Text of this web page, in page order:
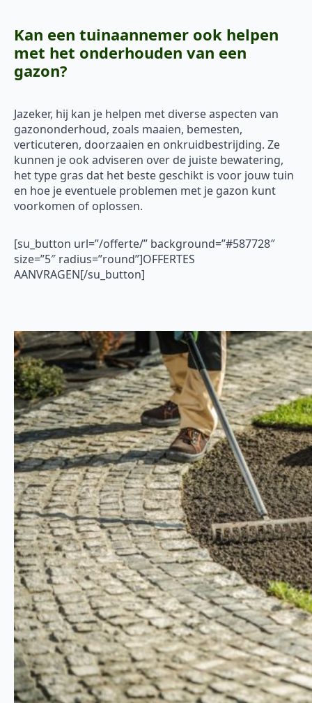
Kan een tuinaannemer ook helpen
met het onderhouden van een
gazon?
Jazeker, hij kan je helpen met diverse aspecten van
gazononderhoud, zoals maaien, bemesten,
verticuteren, doorzaaien en onkruidbestrijding. Ze
kunnen je ook adviseren over de juiste bewatering,
het type gras dat het beste geschikt is voor jouw tuin
en hoe je eventuele problemen met je gazon kunt
voorkomen of oplossen.
[su_button url=”/offerte/” background=”#587728″
size=”5″ radius=”round”]OFFERTES
AANVRAGEN[/su_button]